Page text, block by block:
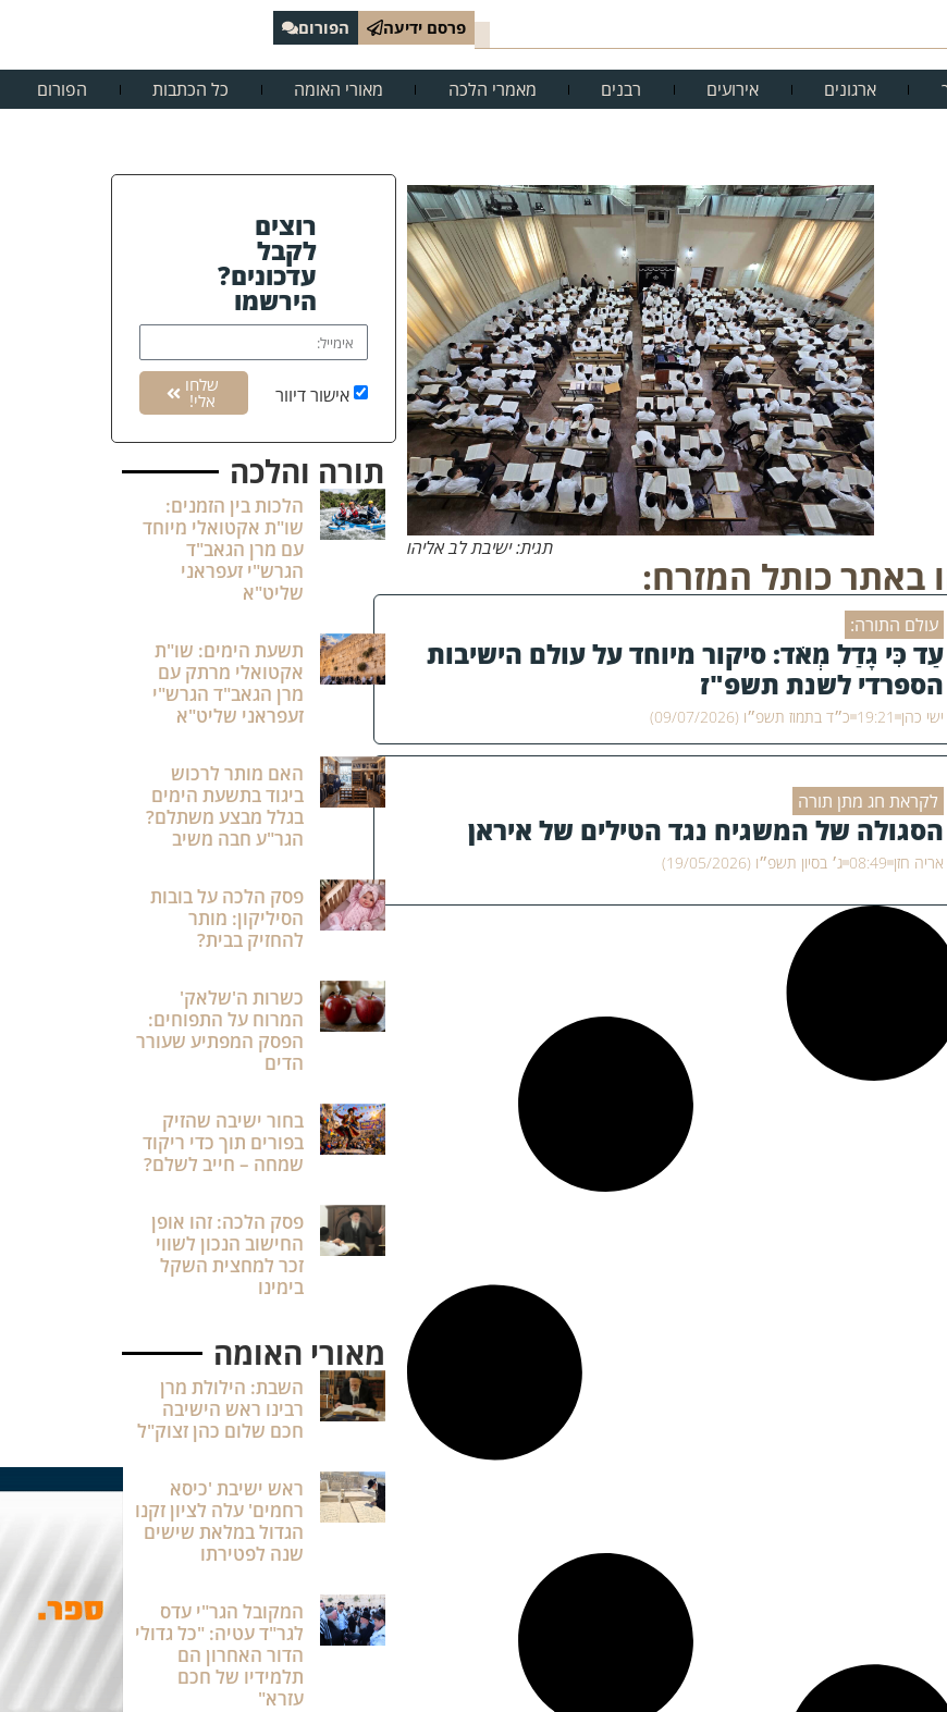
פרסם ידיעה הפורום
ארגונים אירועים רבנים מאמרי הלכה מאורי האומה כל הכתבות הפורום
תגית: ישיבת לב אליהו
באתר כותל המזרח:
עולם התורה:
עַד כִּי גָדַל מְאֹד: סיקור מיוחד על עולם הישיבות
הספרדי לשנת תשפ"ז
ישי כהן 19:21 כ״ד בתמוז תשפ״ו (09/07/2026)
לקראת חג מתן תורה
הסגולה של המשגיח נגד הטילים של איראן
אריה חזן 08:49 ג׳ בסיון תשפ״ו (19/05/2026)
רוצים
לקבל
עדכונים?
הירשמו
אישור דיוור שלחו
אלי!
תורה והלכה
הלכות בין הזמנים:
שו"ת אקטואלי מיוחד
עם מרן הגאב"ד
הגרש"י זעפראני
שליט"א
תשעת הימים: שו"ת
אקטואלי מרתק עם
מרן הגאב"ד הגרש"י
זעפראני שליט"א
האם מותר לרכוש
ביגוד בתשעת הימים
בגלל מבצע משתלם?
הגר"ע חבה משיב
פסק הלכה על בובות
הסיליקון: מותר
להחזיק בבית?
כשרות ה'שלאק'
המרוח על התפוחים:
הפסק המפתיע שעורר
הדים
בחור ישיבה שהזיק
בפורים תוך כדי ריקוד
שמחה – חייב לשלם?
פסק הלכה: זהו אופן
החישוב הנכון לשווי
זכר למחצית השקל
בימינו
מאורי האומה
השבת: הילולת מרן
רבינו ראש הישיבה
חכם שלום כהן זצוק"ל
ראש ישיבת 'כיסא
רחמים' עלה לציון זקנו
הגדול במלאת שישים
שנה לפטירתו
המקובל הגר"י עדס
לגר"ד עטיה: "כל גדולי
הדור האחרון הם
תלמידיו של חכם
עזרא"